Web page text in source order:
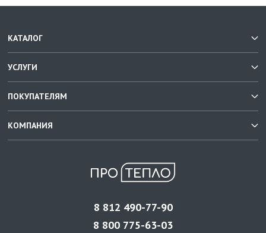
КАТАЛОГ
УСЛУГИ
ПОКУПАТЕЛЯМ
КОМПАНИЯ
8 812 490-77-90
8 800 775-63-03